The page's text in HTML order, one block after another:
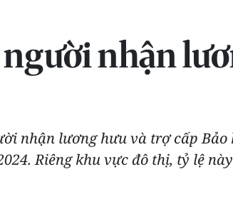
nhận
nhận lương hưu và trợ cấp
Riêng khu vực đô thị, tỷ lệ